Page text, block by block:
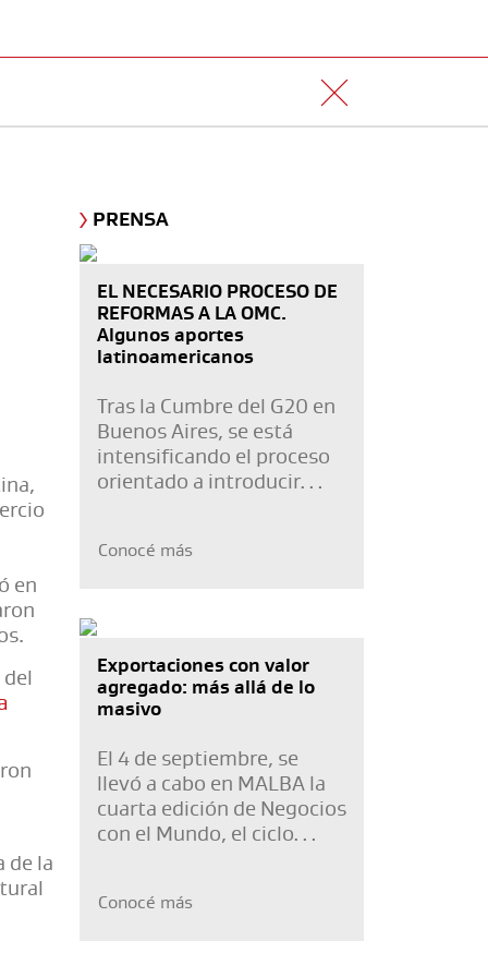
en
de la
PRENSA
EL NECESARIO PROCESO DE
REFORMAS A LA OMC.
Algunos aportes
latinoamericanos
Tras la Cumbre del G20 en
Buenos Aires, se está
intensificando el proceso
orientado a introducir
Comercio. Al respecto,
desarrollado en los
últimos meses, y en ellas
se han avanzado diversas
las reformas que serían
necesarias o convenientes.
Conocé más
Exportaciones con valor
agregado: más allá de lo
masivo
El 4 de septiembre, se
llevó a cabo en MALBA la
cuarta edición de Negocios
con el Mundo, el ciclo
de ICBC.
Conocé más